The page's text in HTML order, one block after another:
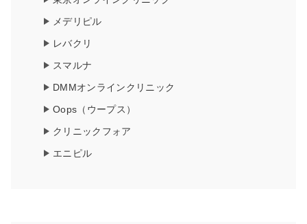
メデリピル
レバクリ
スマルナ
DMMオンラインクリニック
Oops（ウープス）
クリニックフォア
エニピル